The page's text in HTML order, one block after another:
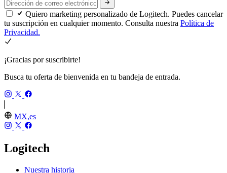
Quiero marketing personalizado de Logitech. Puedes cancelar
tu suscripción en cualquier momento. Consulta nuestra Política de
Privacidad.
¡Gracias por suscribirte!
Busca tu oferta de bienvenida en tu bandeja de entrada.
MX,es
Logitech
Nuestra historia